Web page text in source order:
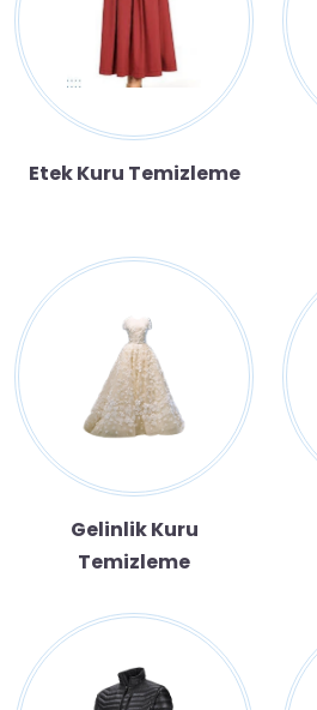
Etek Kuru Temizleme
Gelinlik Kuru
Temizleme